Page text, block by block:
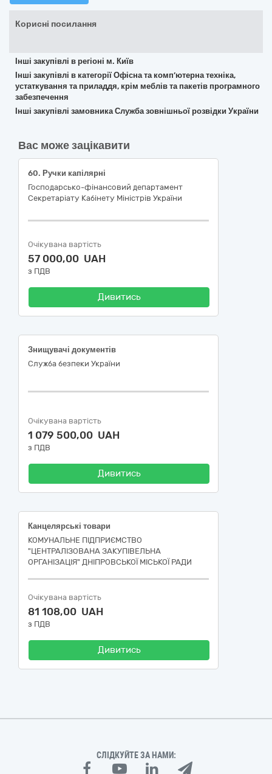
Корисні посилання
Інші закупівлі в регіоні м. Київ
Інші закупівлі в категорії Офісна та комп’ютерна техніка,
устаткування та приладдя, крім меблів та пакетів програмного
забезпечення
Інші закупівлі замовника Служба зовнішньої розвідки України
Вас може зацікавити
60. Ручки капілярні
Господарсько-фінансовий департамент
Секретаріату Кабінету Міністрів України
Очікувана вартість
57 000,00 UAH
з ПДВ
Дивитись
Знищувачі документів
Служба безпеки України
Очікувана вартість
1 079 500,00 UAH
з ПДВ
Дивитись
Канцелярські товари
КОМУНАЛЬНЕ ПІДПРИЄМСТВО
"ЦЕНТРАЛІЗОВАНА ЗАКУПІВЕЛЬНА
ОРГАНІЗАЦІЯ" ДНІПРОВСЬКОЇ МІСЬКОЇ РАДИ
Очікувана вартість
81 108,00 UAH
з ПДВ
Дивитись
СЛІДКУЙТЕ ЗА НАМИ: